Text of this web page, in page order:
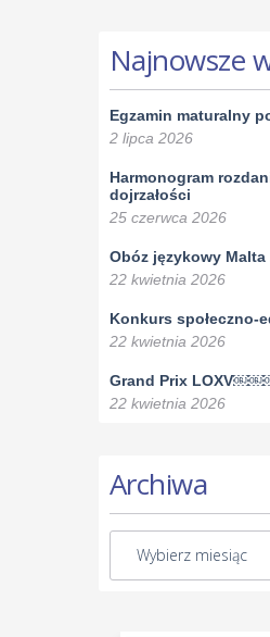
Najnowsze
Egzamin maturalny
2 lipca 2026
Harmonogram
dojrzałości
25 czerwca 2026
Obóz językowy Malta
22 kwietnia 2026
Konkurs społeczno-
22 kwietnia 2026
Grand Prix
22 kwietnia 2026
Archiwa